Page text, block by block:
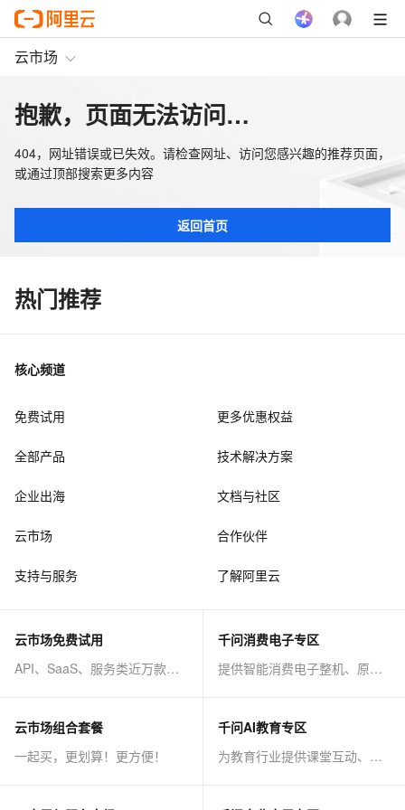
云市场
抱歉，页面无法访问…
404，网址错误或已失效。请检查网址、访问您感兴趣的推荐页面，
或通过顶部搜索更多内容
返回首页
热门推荐
核心频道
免费试用 更多优惠权益
全部产品 技术解决方案
企业出海 文档与社区
云市场 合作伙伴
支持与服务 了解阿里云
云市场免费试用
API、SaaS、服务类近万款商品免费试！
千问消费电子专区
提供智能消费电子整机、原子能力等AI方案
云市场组合套餐
一起买，更划算！更方便！
千问AI教育专区
为教育行业提供课堂互动、课程制作等AI方案